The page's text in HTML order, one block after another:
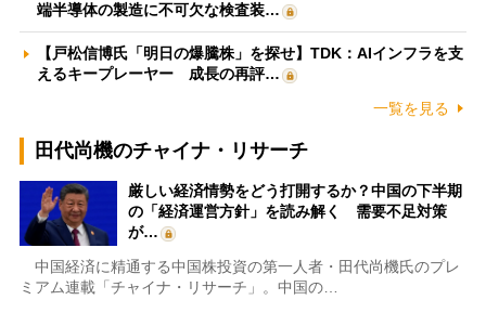
端半導体の製造に不可欠な検査装…
【戸松信博氏「明日の爆騰株」を探せ】TDK：AIインフラを支
えるキープレーヤー 成長の再評…
一覧を見る
田代尚機のチャイナ・リサーチ
厳しい経済情勢をどう打開するか？中国の下半期
の「経済運営方針」を読み解く 需要不足対策
が…
中国経済に精通する中国株投資の第一人者・田代尚機氏のプレ
ミアム連載「チャイナ・リサーチ」。中国の…